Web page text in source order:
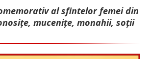
al sfintelor femei din
mu­cenițe, monahii, soții